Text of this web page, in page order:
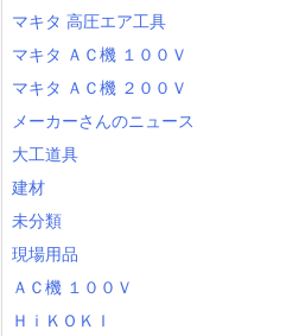
マキタ 高圧エア工具
マキタ ＡＣ機 １００Ｖ
マキタ ＡＣ機 ２００Ｖ
メーカーさんのニュース
大工道具
建材
未分類
現場用品
ＡＣ機 １００Ｖ
ＨｉＫＯＫＩ